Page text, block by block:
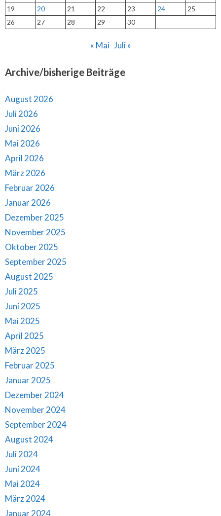
19
20 21 22 23 24
25
26
27 28 29 30
« Mai Juli »
Archive/bisherige Beiträge
August 2026
Juli 2026
Juni 2026
Mai 2026
April 2026
März 2026
Februar 2026
Januar 2026
Dezember 2025
November 2025
Oktober 2025
September 2025
August 2025
Juli 2025
Juni 2025
Mai 2025
April 2025
März 2025
Februar 2025
Januar 2025
Dezember 2024
November 2024
September 2024
August 2024
Juli 2024
Juni 2024
Mai 2024
März 2024
Januar 2024